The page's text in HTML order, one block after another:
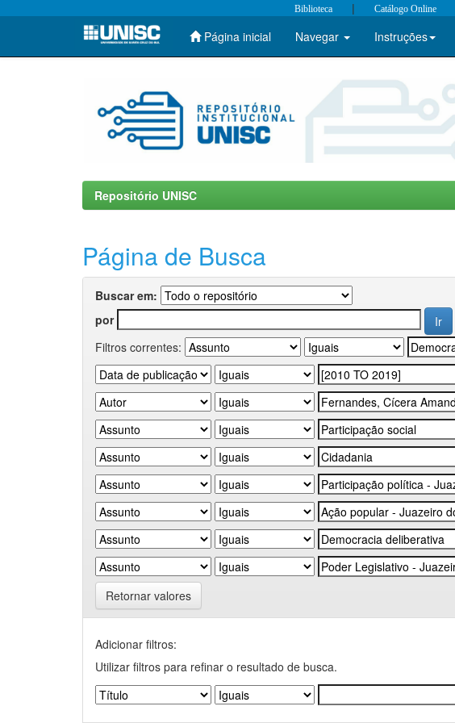
Skip
Biblioteca | Catálogo Online
Página inicial Navegar Instruções
Repositório UNISC
Página de Busca
Buscar em:
por
Filtros correntes:
Retornar valores
Adicionar filtros:
Utilizar filtros para refinar o resultado de busca.